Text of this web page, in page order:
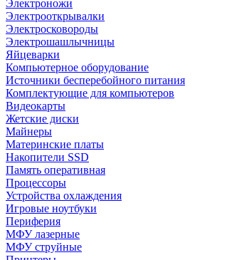
Электроножи
Электрооткрывалки
Электросковороды
Электрошашлычницы
Яйцеварки
Компьютерное оборудование
Источники бесперебойного питания
Комплектующие для компьютеров
Видеокарты
Жетские диски
Майнеры
Материнские платы
Накопители SSD
Память оперативная
Процессоры
Устройства охлаждения
Игровые ноутбуки
Периферия
МФУ лазерные
МФУ струйные